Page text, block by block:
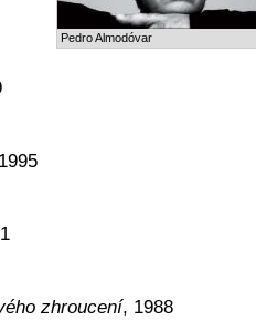
Pedro Almodóvar
zhroucení, 1988